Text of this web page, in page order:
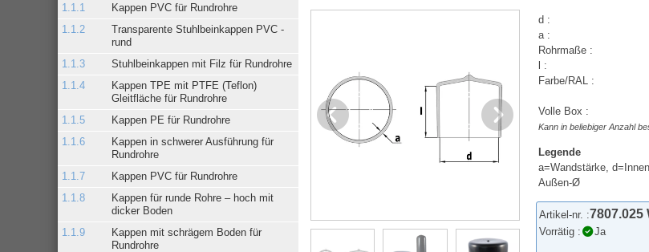
Kappen PVC für Rundrohre
Transparente Stuhlbeinkappen PVC -
rund
Stuhlbeinkappen mit Filz für Rundrohre
Kappen TPE mit PTFE (Teflon)
Gleitfläche für Rundrohre
Kappen PE für Rundrohre
Kappen in schwerer Ausführung für
Rundrohre
Kappen PVC für Rundrohre
Kappen für runde Rohre – hoch mit
dicker Boden
Kappen mit schrägem Boden für
Rundrohre
d :
a :
Rohrmaße :
l :
Farbe/RAL :
Volle Box :
Kann in beliebiger Anzahl
Legende
a=Wandstärke,
Außen-Ø
Artikel-nr. :7807.025
Vorrätig : Ja